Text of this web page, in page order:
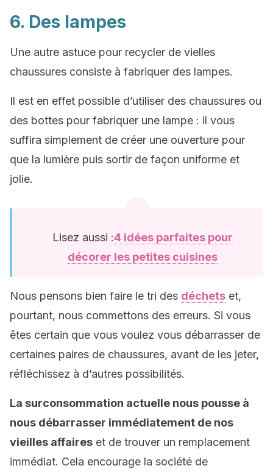
6. Des lampes
Une autre astuce pour recycler de vielles
chaussures consiste à fabriquer des lampes.
Il est en effet possible d’utiliser des chaussures ou
des bottes pour fabriquer une lampe : il vous
suffira simplement de créer une ouverture pour
que la lumière puis sortir de façon uniforme et
jolie.
Lisez aussi :4 idées parfaites pour
décorer les petites cuisines
Nous pensons bien faire le tri des déchets et,
pourtant, nous commettons des erreurs. Si vous
êtes certain que vous voulez vous débarrasser de
certaines paires de chaussures, avant de les jeter,
réfléchissez à d’autres possibilités.
La surconsommation actuelle nous pousse à
nous débarrasser immédiatement de nos
vieilles affaires et de trouver un remplacement
immédiat. Cela encourage la société de